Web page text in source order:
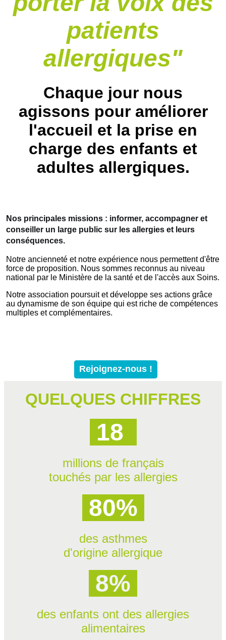
patients
allergiques"
Chaque jour nous
agissons pour améliorer
l'accueil et la prise en
charge des enfants et
adultes allergiques.
Nos principales missions : informer, accompagner et
conseiller un large public sur les allergies et leurs
conséquences.
Notre ancienneté et notre expérience nous permettent d'être
force de proposition. Nous sommes reconnus au niveau
national par le Ministère de la santé et de l'accès aux Soins.
Notre association poursuit et développe ses actions grâce
au dynamisme de son équipe qui est riche de compétences
multiples et complémentaires.
Rejoignez-nous !
QUELQUES CHIFFRES
18
millions de français
touchés par les allergies
80%
des asthmes
d'origine allergique
8%
des enfants ont des allergies
alimentaires